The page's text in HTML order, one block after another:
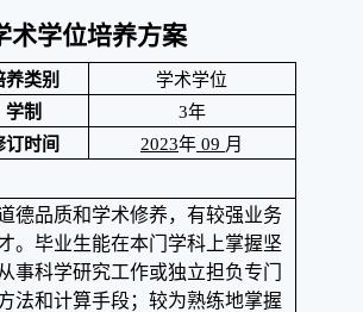
术学位培养方案
养类别 学术学位
学制 3年
订时间 2023年 09 月
德品质和学术修养，有较强业务
。毕业生能在本门学科上掌握坚
事科学研究工作或独立担负专门
法和计算手段；较为熟练地掌握